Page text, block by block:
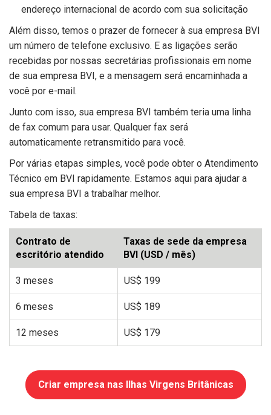
endereço internacional de acordo com sua solicitação
Além disso, temos o prazer de fornecer à sua empresa BVI
um número de telefone exclusivo. E as ligações serão
recebidas por nossas secretárias profissionais em nome
de sua empresa BVI, e a mensagem será encaminhada a
você por e-mail.
Junto com isso, sua empresa BVI também teria uma linha
de fax comum para usar. Qualquer fax será
automaticamente retransmitido para você.
Por várias etapas simples, você pode obter o Atendimento
Técnico em BVI rapidamente. Estamos aqui para ajudar a
sua empresa BVI a trabalhar melhor.
Tabela de taxas:
Contrato de
escritório atendido
Taxas de sede da empresa
BVI (USD / mês)
3 meses US$ 199
6 meses US$ 189
12 meses US$ 179
Criar empresa nas Ilhas Virgens Britânicas